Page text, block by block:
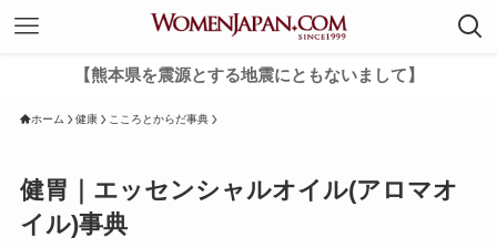
【熊本県を震源とする地震にともないまして】
ホーム 健康 こころとからだ事典
健胃｜エッセンシャルオイル(アロマオ
イル)事典